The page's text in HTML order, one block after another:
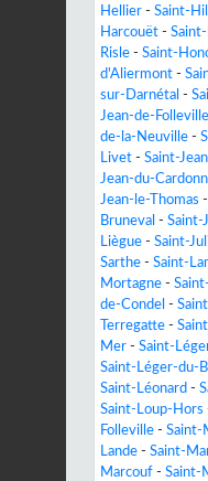
Hellier - Saint-
Harcouët -
Risle - Saint-
d'Aliermont -
sur-Darnétal -
Jean-de-Folleville
de-la-Neuville -
Livet - Saint-
Jean-du-
Jean-le-Thomas -
Bruneval - Saint-
Liègue - Saint-
Sarthe - Saint-
Mortagne -
de-Condel -
Terregatte -
Mer - Saint-
Saint-Léger-du-
Saint-Léonard -
Saint-Loup-Hors
Folleville - Saint-
Lande - Saint-
Marcouf - Saint-